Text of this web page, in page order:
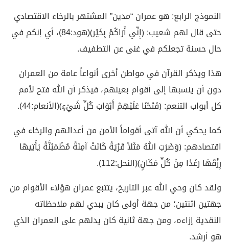
النموذج الرابع: هو عمران “مدين” المشتهر بالرخاء الاقتصادي
حتى قال لهم شعيب: ﴿إِنِّي أَرَاكُمْ بِخَيْر﴾(هود:84)، أي إنكم في
حال حسنة تجعلكم في غنى عن التطفيف.
هذا ويذكر القرآن في مواطن أخرى أنواعاً عامة من العمران
دون أن ينسبها إلى أقوام بعينهم، فيذكر أن الله فتح لأمم
كل أبواب التنعم: ﴿فَتَحْنَا عَلَيْهِمْ أَبْوَابَ كُلِّ شَيْءٍ﴾(الأنعام:44).
كما يحكي أن الله آتى أقواماً الأمن من أعدائهم والرخاء في
اقتصادهم: ﴿وَضَرَبَ اللهُ مَثَلاً قَرْيَةً كَانَتْ آمِنَةً مُطْمَئِنَّةً يَأْتِيهَا
رِزْقُهَا رَغَدًا مِنْ كُلِّ مَكَانٍ﴾(النحل:112).
ولقد كان وحي الله عبر التاريخ، يتتبع عمران هؤلاء الأقوام من
جهتين اثنتين؛ من جهة أولى كان يبدي لهم ملاحظاته
النقدية إزاءه، ومن جهة ثانية كان يدلهم على العمران الذي
هو أرشد.